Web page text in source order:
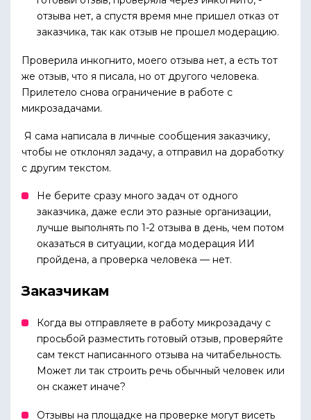
отзыва нет, а спустя время мне пришел отказ от
заказчика, так как отзыв не прошел модерацию.
Проверила инкогнито, моего отзыва нет, а есть тот
же отзыв, что я писала, но от другого человека.
Прилетело снова ограничение в работе с
микрозадачами.
Я сама написала в личные сообщения заказчику,
чтобы не отклонял задачу, а отправил на доработку
с другим текстом.
Не берите сразу много задач от одного
заказчика, даже если это разные организации,
лучше выполнять по 1-2 отзыва в день, чем потом
оказаться в ситуации, когда модерация ИИ
пройдена, а проверка человека — нет.
Заказчикам
Когда вы отправляете в работу микрозадачу с
просьбой разместить готовый отзыв, проверяйте
сам текст написанного отзыва на читабельность.
Может ли так строить речь обычный человек или
он скажет иначе?
Отзывы на площадке на проверке могут висеть